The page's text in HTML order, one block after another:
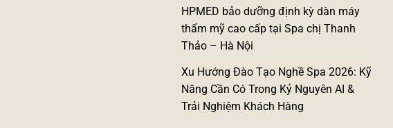
HPMED bảo dưỡng định kỳ dàn máy
thẩm mỹ cao cấp tại Spa chị Thanh
Thảo – Hà Nội
Xu Hướng Đào Tạo Nghề Spa 2026: Kỹ
Năng Cần Có Trong Kỷ Nguyên AI &
Trải Nghiệm Khách Hàng